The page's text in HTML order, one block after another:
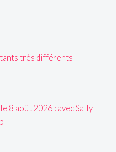
très différents
8 août 2026 : avec Sally